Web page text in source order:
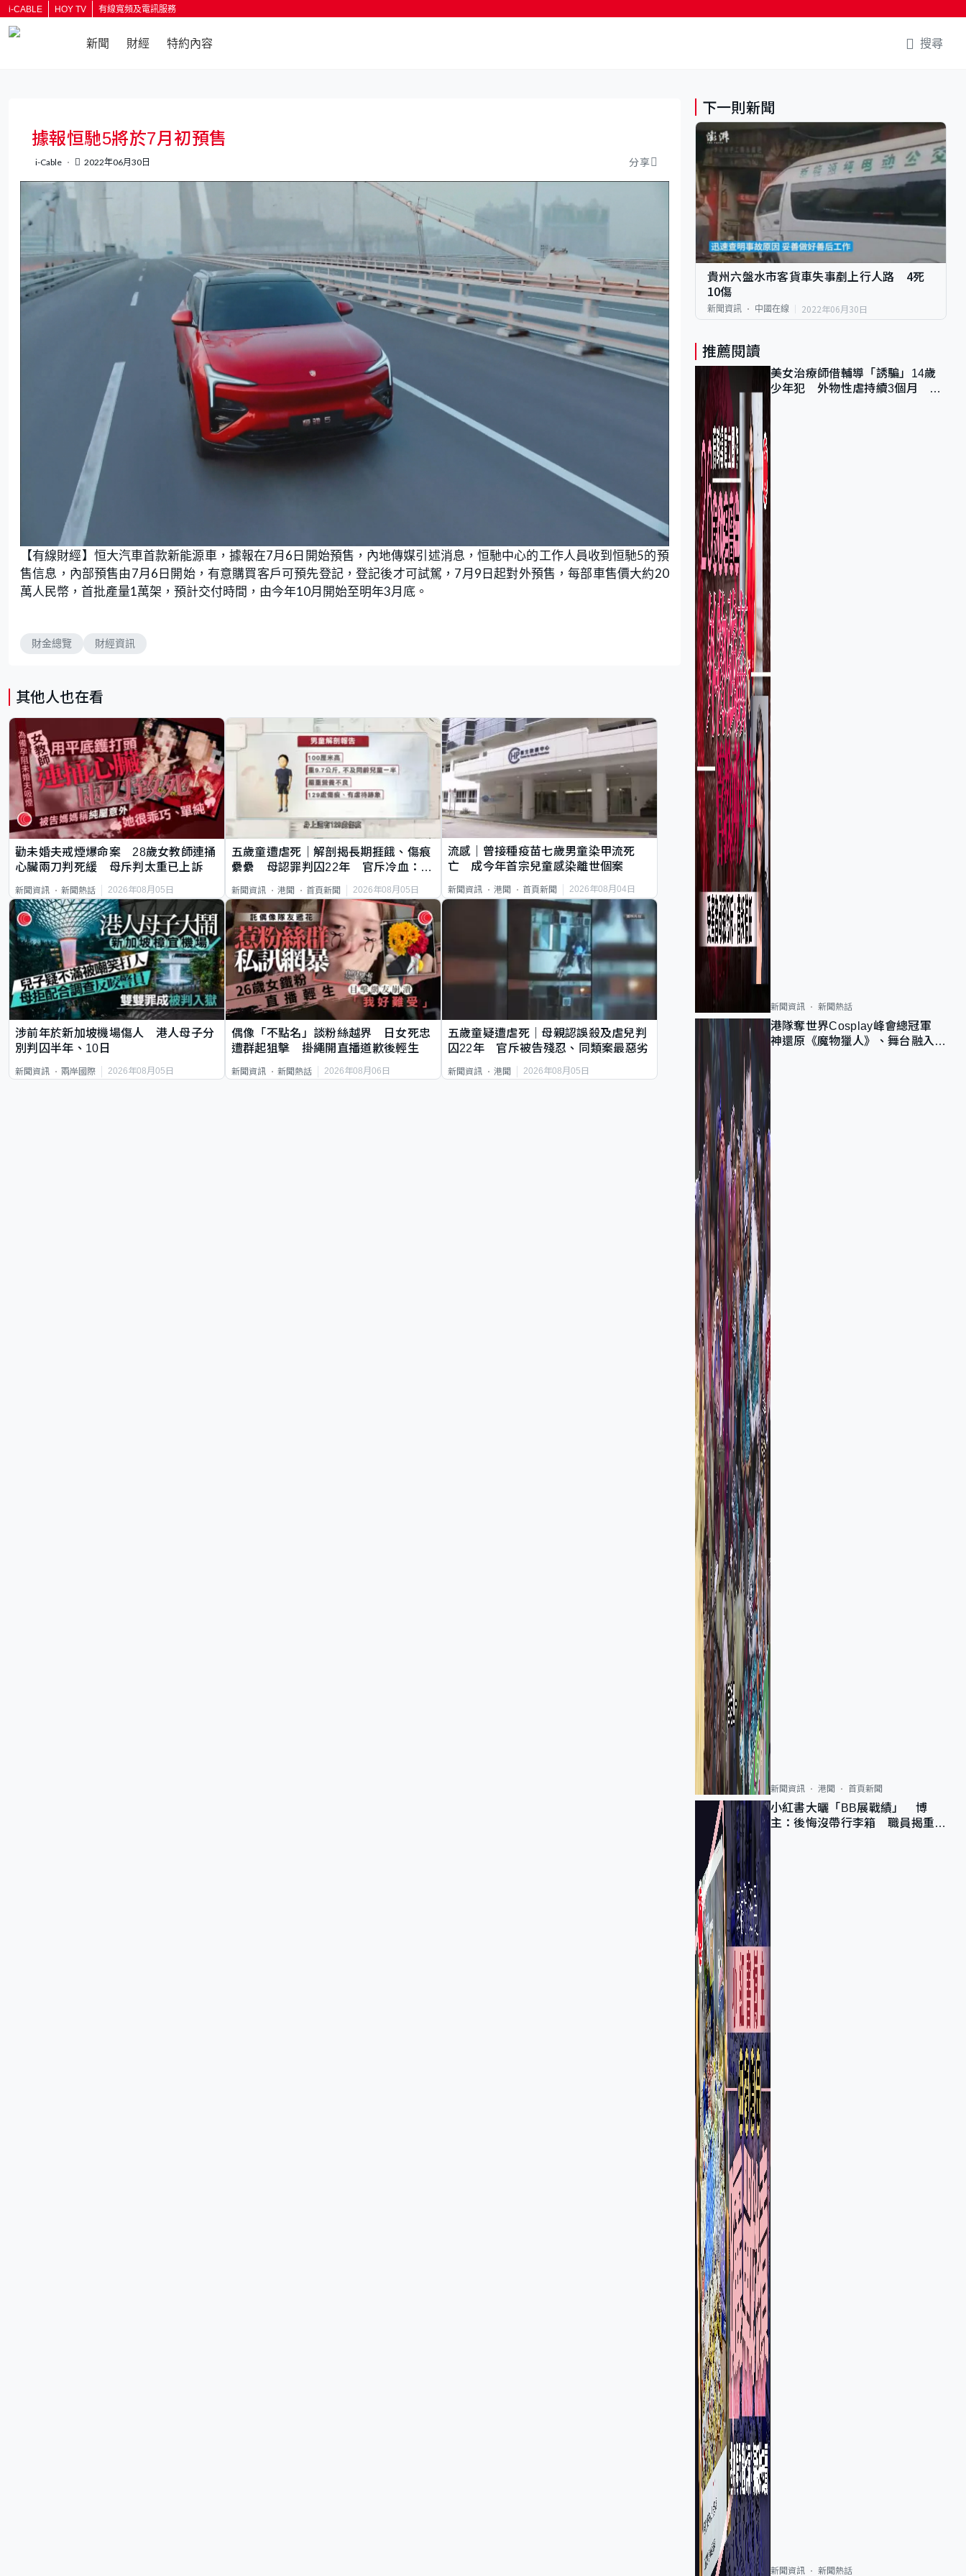
i-CABLE HOY TV 有線寬頻及電訊服務
新聞 財經 特約內容 搜尋
據報恒馳5將於7月初預售
i-Cable 2022年06月30日 分享
【有線財經】恒大汽車首款新能源車，據報在7月6日開始預售，內地傳媒引述消息，恒馳中心的工作人員收到恒馳5的預
售信息，內部預售由7月6日開始，有意購買客戶可預先登記，登記後才可試駕，7月9日起對外預售，每部車售價大約20
萬人民幣，首批產量1萬架，預計交付時間，由今年10月開始至明年3月底。
財金總覽 財經資訊
其他人也在看
勸未婚夫戒煙爆命案 28歲女教師連捅
心臟兩刀判死緩 母斥判太重已上訴
新聞資訊 新聞熱話 2026年08月05日
五歲童遭虐死｜解剖揭長期捱餓、傷痕
纍纍 母認罪判囚22年 官斥冷血：同
新聞資訊 港聞 首頁新聞 2026年08月05日
流感｜曾接種疫苗七歲男童染甲流死
亡 成今年首宗兒童感染離世個案
新聞資訊 港聞 首頁新聞 2026年08月04日
涉前年於新加坡機場傷人 港人母子分
別判囚半年、10日
新聞資訊 兩岸國際 2026年08月05日
偶像「不點名」談粉絲越界 日女死忠
遭群起狙擊 掛繩開直播道歉後輕生
新聞資訊 新聞熱話 2026年08月06日
五歲童疑遭虐死｜母親認誤殺及虐兒判
囚22年 官斥被告殘忍、同類案最惡劣
新聞資訊 港聞 2026年08月05日
下一則新聞
貴州六盤水市客貨車失事剷上行人路 4死
10傷
新聞資訊 中國在線 2022年06月30日
推薦閱讀
美女治療師借輔導「誘騙」14歲
少年犯 外物性虐持續3個月 受
新聞資訊 新聞熱話
港隊奪世界Cosplay峰會總冠軍
神還原《魔物獵人》、舞台融入獅
新聞資訊 港聞 首頁新聞
小紅書大曬「BB展戰績」 博
主：後悔沒帶行李箱 職員揭重複
新聞資訊 新聞熱話